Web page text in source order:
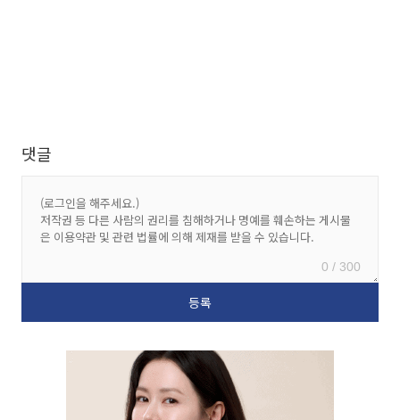
댓글
0 / 300